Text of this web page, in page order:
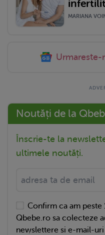
MARIANA
Noutăți de la
Înscrie-te la
ultimele noutăți.
Confirm ca am peste
Qbebe.ro sa colecteze
newslettere si e-mail-